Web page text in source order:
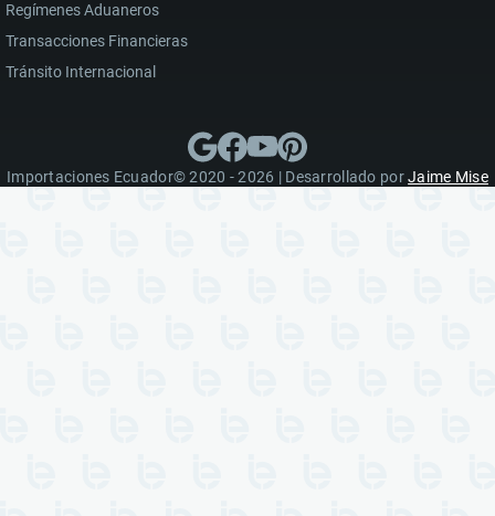
Regímenes Aduaneros
Transacciones Financieras
Tránsito Internacional
Importaciones Ecuador© 2020 - 2026 | Desarrollado porJaime Mise